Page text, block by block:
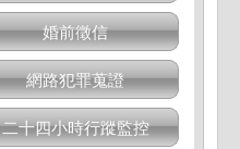
婚前徵信
網路犯罪蒐證
二十四小時行蹤監控